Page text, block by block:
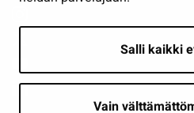
Salli kaikki
Vain